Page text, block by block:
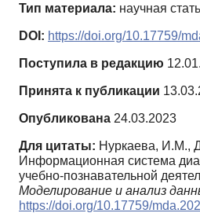
Тип материала: научная
DOI: https://doi.org/10.17759/
Поступила в редакцию
Принята к публикации
Опубликована 24.03.2023
Для цитаты: Нуркаева, И.М.,
Информационная система
учебно-познавательной
Моделирование и анализ
https://doi.org/10.17759/